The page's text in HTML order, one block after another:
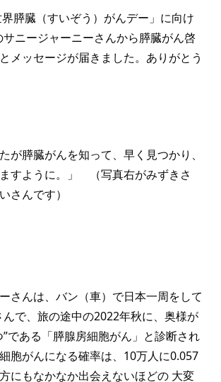
膵臓（すいぞう）がんデー」に向け
ニージャーニーさんから膵臓がん啓
メッセージが届きました。ありがとう
が膵臓がんを知って、早く見つかり、
すように。」　（写真右がみずきさ
さんです）
さんは、バン（車）で日本一周をして
で、旅の途中の2022年秋に、奥様が
”である「膵腺房細胞がん」と診断され
胞がんになる確率は、10万人に0.057
にもなかなか出会えないほどの 大変